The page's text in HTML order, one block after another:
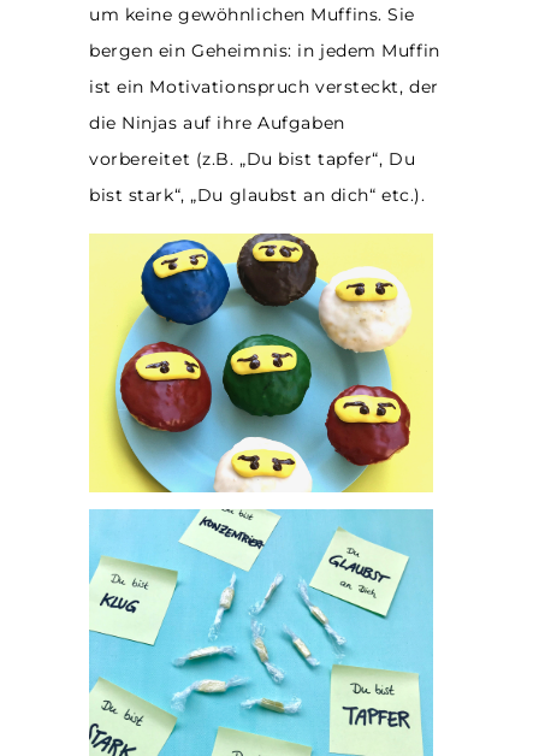
um keine gewöhnlichen Muffins. Sie
bergen ein Geheimnis: in jedem Muffin
ist ein Motivationspruch versteckt, der
die Ninjas auf ihre Aufgaben
vorbereitet (z.B. „Du bist tapfer“, Du
bist stark“, „Du glaubst an dich“ etc.).